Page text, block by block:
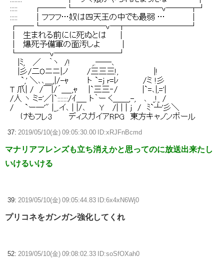
37: 2019/05/10(金) 09:05:30.00 ID:xRJFnBcmd
マナリアフレンズも立ち消えかと思ってのに放送出来たし
いけるいける
39: 2019/05/10(金) 09:05:44.83 ID:6x4xN6Wj0
プリコネをガンガン強化してくれ
52: 2019/05/10(金) 09:08:02.33 ID:soSfOXah0